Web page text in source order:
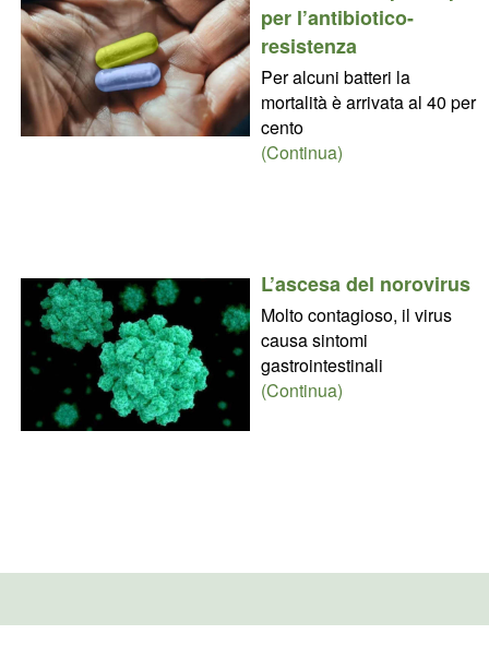
per l’antibiotico-
resistenza
Per alcuni batteri la
mortalità è arrivata al 40 per
cento
(Continua)
L’ascesa del norovirus
Molto contagioso, il virus
causa sintomi
gastrointestinali
(Continua)